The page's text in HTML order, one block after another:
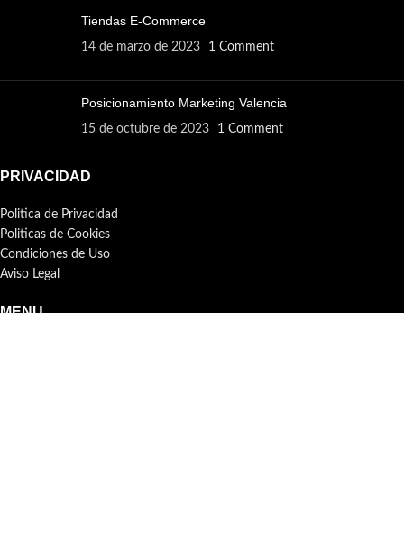
Tiendas E-Commerce
14 de marzo de 2023 1 Comment
Posicionamiento Marketing Valencia
15 de octubre de 2023 1 Comment
PRIVACIDAD
Politica de Privacidad
Politicas de Cookies
Condiciones de Uso
Aviso Legal
MENU